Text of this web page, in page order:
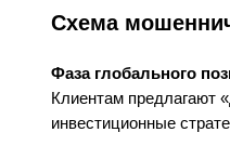
Схема
Фаза глобального
Клиентам предлагают
инвестиционные